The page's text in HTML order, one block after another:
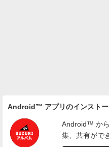
Android™ アプリのインスト
Android™ か
集、共有がで